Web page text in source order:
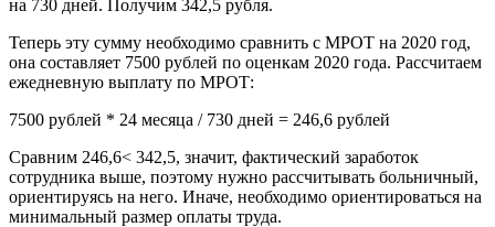
на 730 дней. Получим 342,5 рубля.
Теперь эту сумму необходимо сравнить с МРОТ на 2020 год,
она составляет 7500 рублей по оценкам 2020 года. Рассчитаем
ежедневную выплату по МРОТ:
7500 рублей * 24 месяца / 730 дней = 246,6 рублей
Сравним 246,6< 342,5, значит, фактический заработок
сотрудника выше, поэтому нужно рассчитывать больничный,
ориентируясь на него. Иначе, необходимо ориентироваться на
минимальный размер оплаты труда.